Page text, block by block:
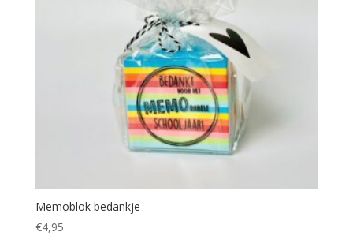
Memoblok bedankje
€4,95